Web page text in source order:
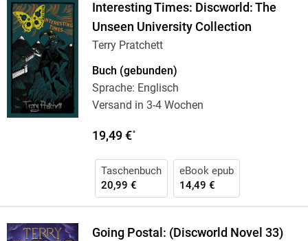
Interesting Times: Discworld: The
Unseen University Collection
Terry Pratchett
Buch (gebunden)
Sprache: Englisch
Versand in 3-4 Wochen
19,49 €*
Taschenbuch
20,99 €
eBook epub
14,49 €
Going Postal: (Discworld Novel 33)